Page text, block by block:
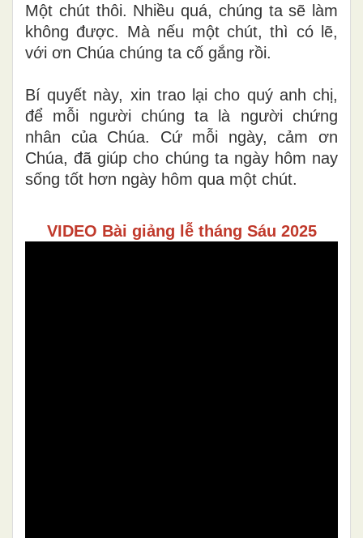
Một chút thôi. Nhiều quá, chúng ta sẽ làm
không được. Mà nếu một chút, thì có lẽ,
với ơn Chúa chúng ta cố gắng rồi.
Bí quyết này, xin trao lại cho quý anh chị,
để mỗi người chúng ta là người chứng
nhân của Chúa. Cứ mỗi ngày, cảm ơn
Chúa, đã giúp cho chúng ta ngày hôm nay
sống tốt hơn ngày hôm qua một chút.
VIDEO Bài giảng lễ tháng Sáu 2025